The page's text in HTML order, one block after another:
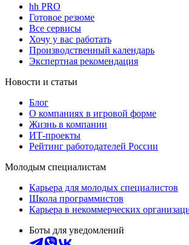
hh PRO
Готовое резюме
Все сервисы
Хочу у вас работать
Производственный календарь
Экспертная рекомендация
Новости и статьи
Блог
О компаниях в игровой форме
Жизнь в компании
ИТ-проекты
Рейтинг работодателей России
Молодым специалистам
Карьера для молодых специалистов
Школа программистов
Карьера в некоммерческих
Боты для уведомлений